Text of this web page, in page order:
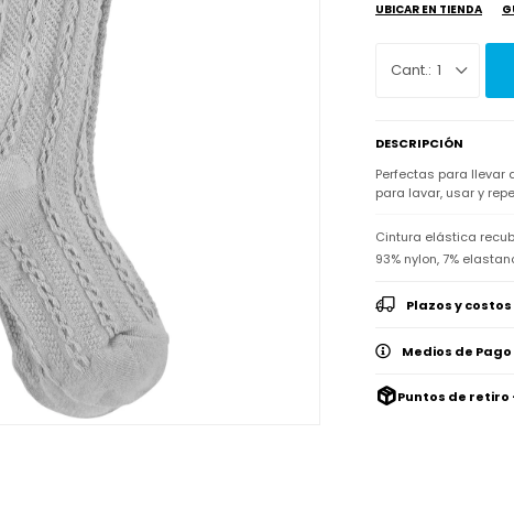
UBICAR EN TIENDA
1
DESCRIPCIÓN
Perfectas para llevar
para lavar, usar y
Cintura elástica
93% nylon, 7%
Plazos y
Medios de Pago
Puntos de retiro